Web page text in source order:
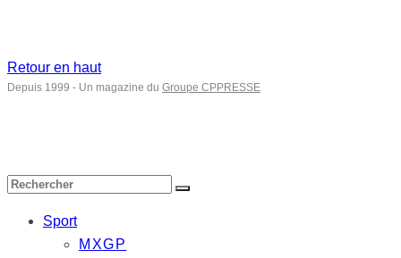
Retour en haut
Depuis 1999 - Un magazine du Groupe CPPRESSE
Sport
MXGP